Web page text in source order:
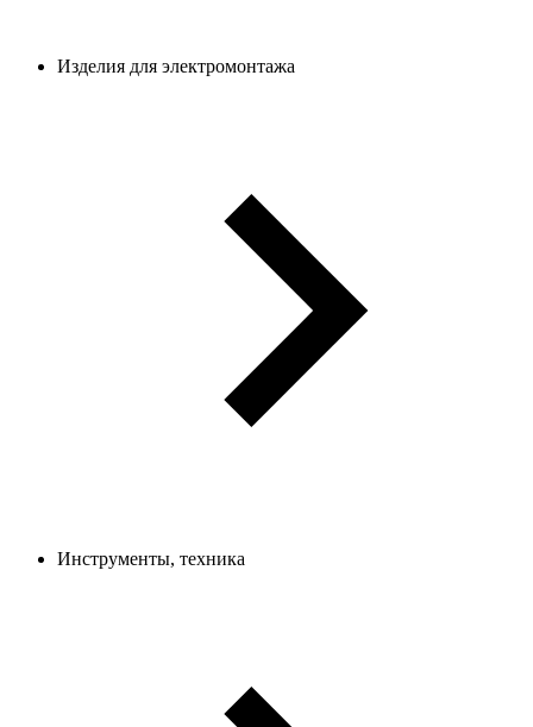
Изделия для электромонтажа
Инструменты, техника